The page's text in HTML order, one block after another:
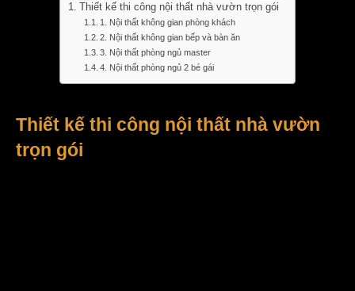
Thiết kế thi công nội thất nhà vườn trọn gói
1. Nội thất không gian phòng khách
2. Nội thất không gian bếp và bàn ăn
3. Nội thất phòng ngủ master
4. Nội thất phòng ngủ 2 bé gái
Thiết kế thi công nội thất nhà vườn
trọn gói